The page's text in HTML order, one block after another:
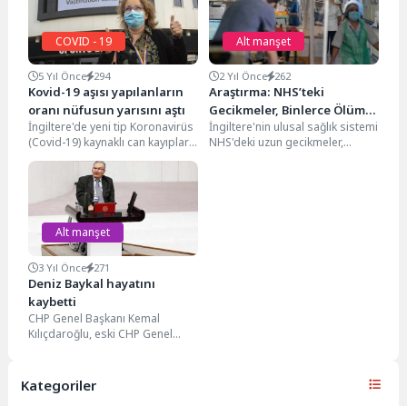
COVID - 19
5 Yıl Önce 294
Kovid-19 aşısı yapılanların
oranı nüfusun yarısını aştı
İngiltere'de yeni tip Koronavirüs
(Covid-19) kaynaklı can kayıpları
azalmaya devam ederken, ilk
doz aşıyı olanların...
Alt manşet
2 Yıl Önce 262
Araştırma: NHS’teki
Gecikmeler, Binlerce Ölümle
Sonuçlanıyor
İngiltere'nin ulusal sağlık sistemi
NHS'deki uzun gecikmeler,
Alt manşet
3 Yıl Önce 271
Deniz Baykal hayatını
kaybetti
CHP Genel Başkanı Kemal
Kılıçdaroğlu, eski CHP Genel
Kategoriler